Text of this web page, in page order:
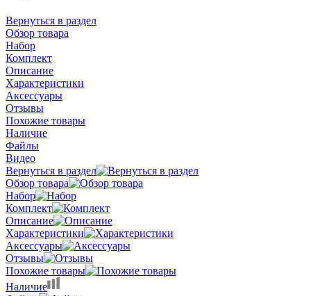
Вернуться в раздел
Обзор товара
Набор
Комплект
Описание
Характеристики
Аксессуары
Отзывы
Похожие товары
Наличие
Файлы
Видео
Вернуться в раздел
Обзор товара
Набор
Комплект
Описание
Характеристики
Аксессуары
Отзывы
Похожие товары
Наличие